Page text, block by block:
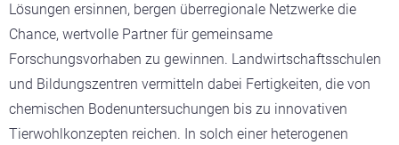
Lösungen ersinnen, bergen überregionale Netzwerke die
Chance, wertvolle Partner für gemeinsame
Forschungsvorhaben zu gewinnen. Landwirtschaftsschulen
und Bildungszentren vermitteln dabei Fertigkeiten, die von
chemischen Bodenuntersuchungen bis zu innovativen
Tierwohlkonzepten reichen. In solch einer heterogenen